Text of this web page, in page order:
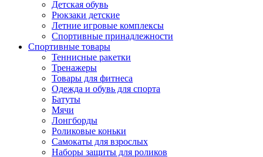
Детская обувь
Рюкзаки детские
Летние игровые комплексы
Спортивные принадлежности
Спортивные товары
Теннисные ракетки
Тренажеры
Товары для фитнеса
Одежда и обувь для спорта
Батуты
Мячи
Лонгборды
Роликовые коньки
Самокаты для взрослых
Наборы защиты для роликов